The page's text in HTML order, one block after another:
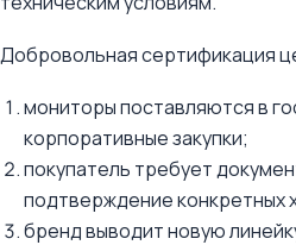
Добровольная сертификация
мониторы поставляются в
корпоративные закупки;
покупатель требует
подтверждение конкретных
бренд выводит новую